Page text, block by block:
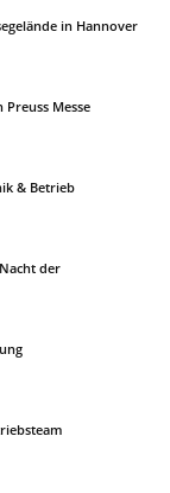
in Hannover
Messe
& Betrieb
der